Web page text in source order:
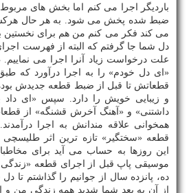
باردیگر اجرا می كنم اما بخش های
ضبط شده پخش می شود. به هر حال
می كند فكر می كنم من هم برای نخستین
دل شما جا گرفتم كه البته از فهرست
علت درخواست زیاد آنرا اجرا می
«ای دل خودم» را به اجرا درآورد كه
قطعاتش تا قبل از ضبط قطعه جدیدش
و زیبایی خویش را دارد. سپس «ای داد
داشتنی» و «آهنگ آخرش قشنگه» از
همخوانی علاقه مندانش به اجرا
قطعه «سختگیر» تازه ترین اثر
این روزها به حساب می آید برای
موسیقی پاپ قبل از اجرای قطعه
ده، پانزده سال از جوانیم را گذاشتم تا
از آن به بعد شما شدید همه زندگی من و